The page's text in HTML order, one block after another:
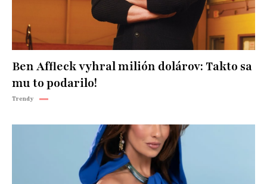
Ben Affleck vyhral milión dolárov: Takto sa
mu to podarilo!
Trendy